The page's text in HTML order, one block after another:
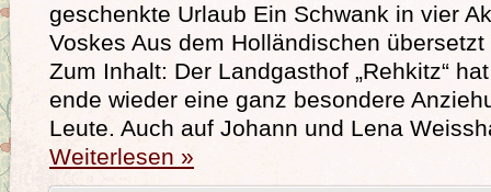
geschenkte Urlaub Ein Schwank in vier
Voskes Aus dem Holländischen
Zum Inhalt: Der Landgasthof „Rehkitz“
ende wieder eine ganz besondere
Leute. Auch auf Johann und Lena
Weiterlesen »